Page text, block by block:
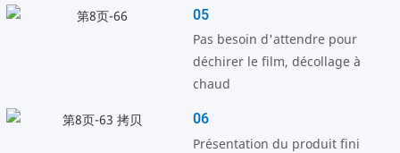
05
Pas besoin d'attendre pour
déchirer le film, décollage à
chaud
06
Présentation du produit fini